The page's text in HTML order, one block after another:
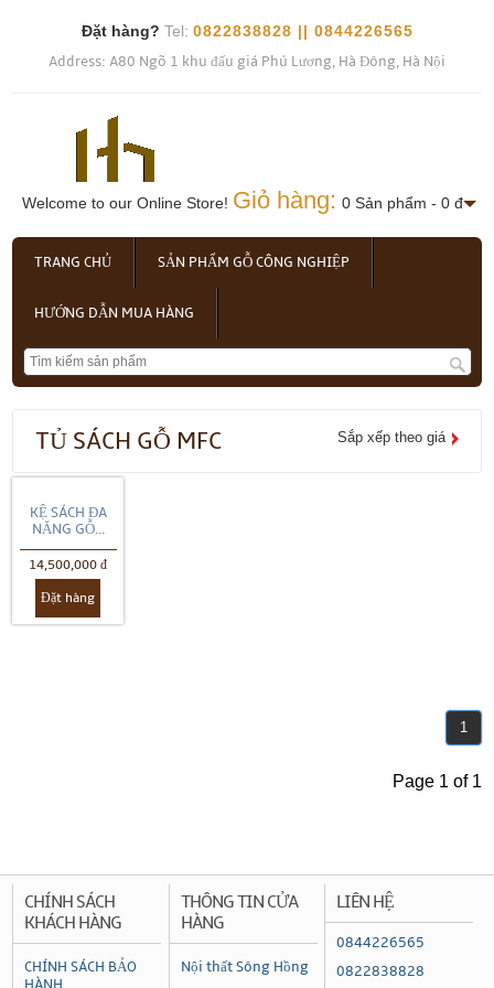
Đặt hàng? Tel: 0822838828 || 0844226565
Address: A80 Ngõ 1 khu đấu giá Phú Lương, Hà Đông, Hà Nội
Welcome to our Online Store! Giỏ hàng: 0 Sản phẩm - 0 đ
TRANG CHỦ SẢN PHẨM GỖ CÔNG NGHIỆP
HƯỚNG DẪN MUA HÀNG
TỦ SÁCH GỖ MFC Sắp xếp theo giá
KỆ SÁCH ĐA
NĂNG GỖ...
14,500,000 đ
Đặt hàng
1
Page 1 of 1
CHÍNH SÁCH
KHÁCH HÀNG
CHÍNH SÁCH BẢO
HÀNH
THÔNG TIN CỬA
HÀNG
Nội thất Sông Hồng
LIÊN HỆ
0844226565
0822838828